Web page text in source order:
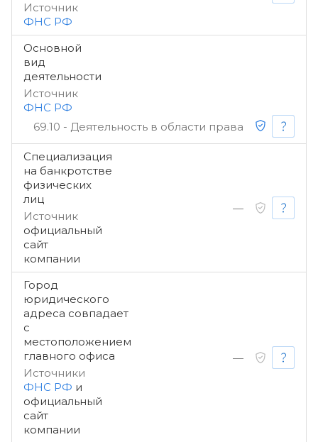
Источник
ФНС РФ
Основной
вид
деятельности
Источник
ФНС РФ
69.10 - Деятельность в области права
Специализация
на банкротстве
физических
лиц
Источник
официальный
сайт
компании
—
Город
юридического
адреса совпадает
с
местоположением
главного офиса
Источники
ФНС РФ и
официальный
сайт
компании
—